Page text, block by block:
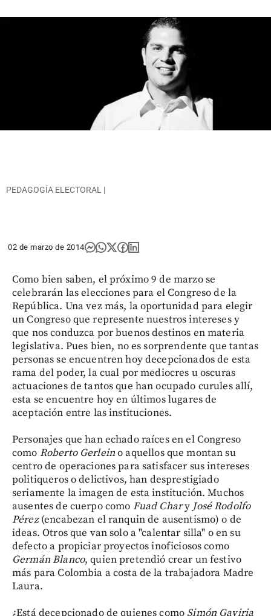
PEDAGOGÍA ELECTORAL |
02 de marzo de 2014
Como bien saben, el próximo 9 de marzo se
celebrarán las elecciones para el Congreso de la
República. Una vez más, la oportunidad para elegir
un Congreso que represente nuestros intereses y
que nos conduzca por buenos destinos en materia
legislativa. Pues bien, no es sorprendente que tantas
personas se encuentren hoy decepcionados de esta
rama del poder, la cual por mediocres u oscuras
actuaciones de tantos que han ocupado curules allí,
esta se encuentre hoy en últimos lugares de
aceptación entre las instituciones.
Personajes que han echado raíces en el Congreso
como Roberto Gerleino aquellos que montan su
centro de operaciones para satisfacer sus intereses
politiqueros o delictivos, han desprestigiado
seriamente la imagen de esta institución. Muchos
ausentes de cuerpo como Fuad Chary José Rodolfo
Pérez(encabezan el ranquin de ausentismo) o de
ideas. Otros que van solo a "calentar silla" o en su
defecto a propiciar proyectos inoficiosos como
Germán Blanco, quien pretendió crear un festivo
más para Colombia a costa de la trabajadora Madre
Laura.
¿Está decepcionado de quienes como Simón Gaviria